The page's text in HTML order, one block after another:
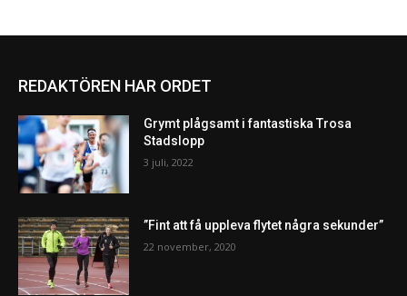
REDAKTÖREN HAR ORDET
Grymt plågsamt i fantastiska Trosa
Stadslopp
3 juli, 2022
”Fint att få uppleva flytet några sekunder”
22 november, 2020